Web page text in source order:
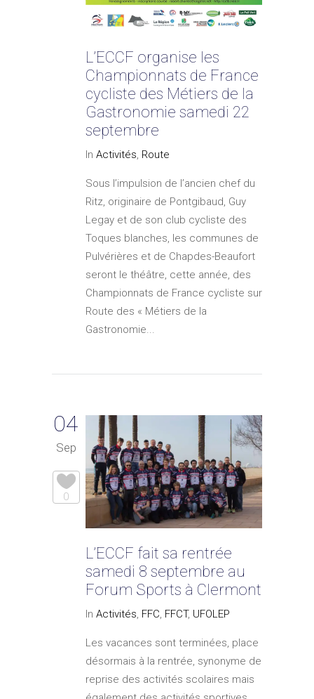
L’ECCF organise les
Championnats de France
cycliste des Métiers de la
Gastronomie samedi 22
septembre
In Activités, Route
Sous l’impulsion de l’ancien chef du
Ritz, originaire de Pontgibaud, Guy
Legay et de son club cycliste des
Toques blanches, les communes de
Pulvérières et de Chapdes-Beaufort
seront le théâtre, cette année, des
Championnats de France cycliste sur
Route des « Métiers de la
Gastronomie...
04
Sep
0
L’ECCF fait sa rentrée
samedi 8 septembre au
Forum Sports à Clermont
In Activités, FFC, FFCT, UFOLEP
Les vacances sont terminées, place
désormais à la rentrée, synonyme de
reprise des activités scolaires mais